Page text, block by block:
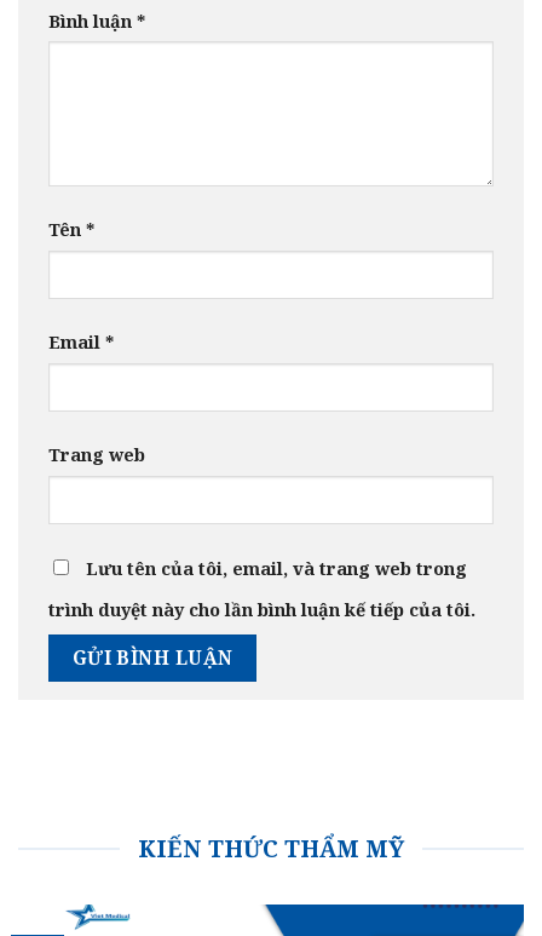
Bình luận *
Tên *
Email *
Trang web
Lưu tên của tôi, email, và trang web trong
trình duyệt này cho lần bình luận kế tiếp của tôi.
KIẾN THỨC THẨM MỸ